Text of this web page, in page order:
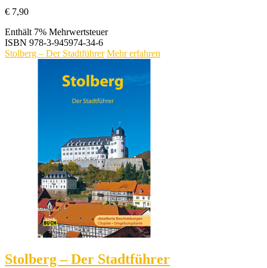
€ 7,90
Enthält 7% Mehrwertsteuer
ISBN 978-3-945974-34-6
Stolberg – Der Stadtführer Mehr erfahren
Stolberg – Der Stadtführer